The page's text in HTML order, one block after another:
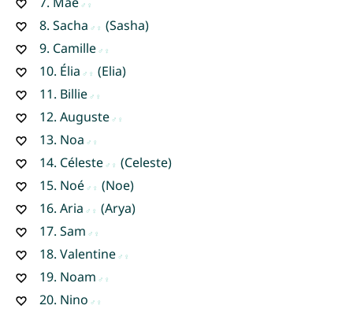
8. Sacha
(Sasha)
9. Camille
10. Élia
(Elia)
11. Billie
12. Auguste
13. Noa
14. Céleste
(Celeste)
15. Noé
(Noe)
16. Aria
(Arya)
17. Sam
18. Valentine
19. Noam
20. Nino